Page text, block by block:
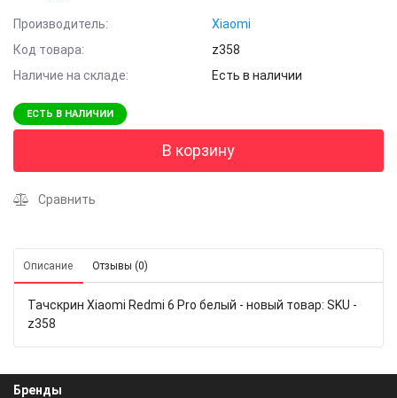
Производитель:
Xiaomi
Код товара:
z358
Наличие на складе:
Есть в наличии
ЕСТЬ В НАЛИЧИИ
В корзину
Сравнить
Описание Отзывы (0)
Тачскрин Xiaomi Redmi 6 Pro белый - новый товар: SKU -
z358
Бренды